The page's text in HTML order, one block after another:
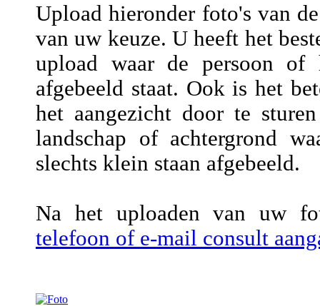
Upload hieronder foto's van
van uw keuze. U heeft het
upload waar de persoon of
afgebeeld staat. Ook is het
het aangezicht door te
landschap of achtergrond
slechts klein staan afgebeeld.
Na het uploaden van uw
telefoon of e-mail consult